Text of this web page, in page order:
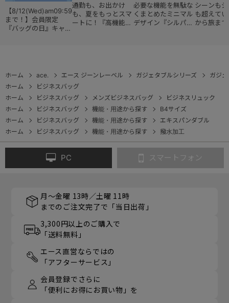
【8/12(Wed)am09:59
まで！】会員限定
『バッグの日』キャン
通勤も、お出かけ
も、夏をもっとスマ
ートに！『高機能レ
必要な機能を無駄な
くまとめたミニマル
デザイン『シルパッ
シーンも
も超えて
から旅ま
ホーム ace. エース ジーンレーベル ガジェタブルシリーズ
ガジ
ホーム
ビジネスバッグ
ホーム
ビジネスバッグ メンズビジネスバッグ
ビジネスリュック
ホーム
ビジネスバッグ 機能・用途から探す
B4サイズ
ホーム
ビジネスバッグ 機能・用途から探す
エキスパンダブル
ホーム
ビジネスバッグ 機能・用途から探す 撥水加工
PC スマートフォン
月～金曜 13時／土曜 11時
までのご注文完了で「当日出荷」
3,300円以上のご購入で
「送料無料」
エース直営ならではの
「アフターサービス」
会員登録でさらに
「便利にお得にお買い物」を